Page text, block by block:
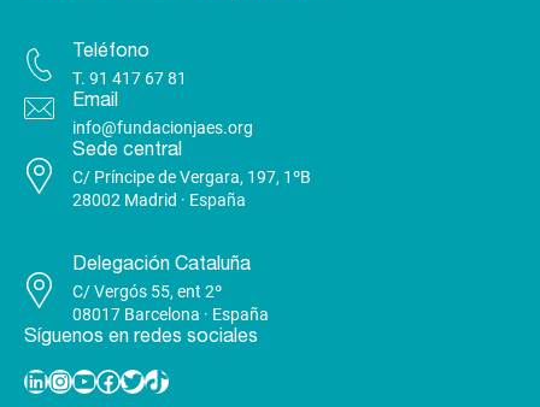
Teléfono
T. 91 417 67 81
Email
info@fundacionjaes.org
Sede central
C/ Príncipe de Vergara, 197, 1ºB
28002 Madrid · España
Delegación Cataluña
C/ Vergós 55, ent 2º
08017 Barcelona · España
Síguenos en redes sociales
Linkedin Instagram YouTube Facebook Twitter TikTok